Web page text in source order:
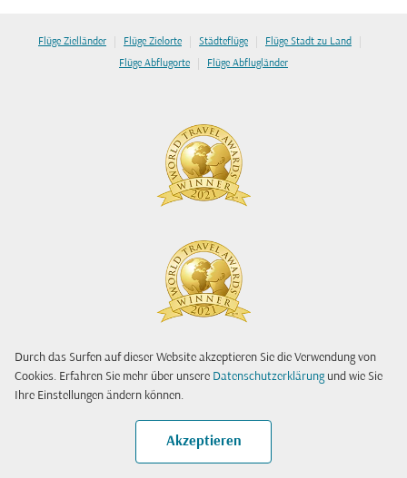
Durch das Surfen auf dieser Website akzeptieren Sie die Verwendung von
Cookies. Erfahren Sie mehr über unsere Datenschutzerklärung und wie Sie
Ihre Einstellungen ändern können.
Akzeptieren
Flüge Zielländer | Flüge Zielorte | Städteflüge | Flüge Stadt zu Land |
Flüge Abflugorte | Flüge Abflugländer